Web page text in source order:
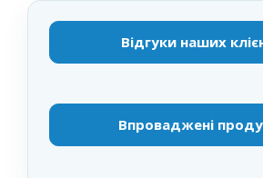
Відгуки наших
Впроваджені